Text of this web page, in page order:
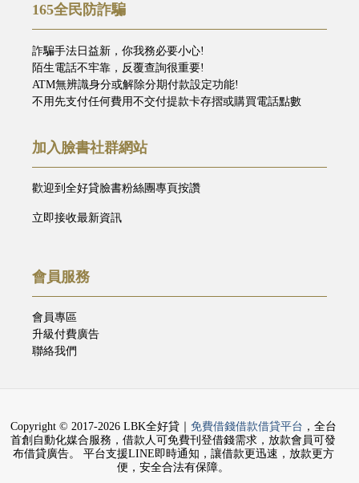
165全民防詐騙
詐騙手法日益新，你我務必要小心!
陌生電話不牢靠，反覆查詢很重要!
ATM無辨識身分或解除分期付款設定功能!
不用先支付任何費用不交付提款卡存摺或購買電話點數
加入臉書社群網站
歡迎到全好貸臉書粉絲團專頁按讚
立即接收最新資訊
會員服務
會員專區
升級付費廣告
聯絡我們
Copyright © 2017-2026 LBK全好貸｜ 免費借錢借款借貸平台 ，全台
首創自動化媒合服務，借款人可免費刊登借錢需求，放款會員可發
布借貸廣告。 平台支援LINE即時通知，讓借款更迅速，放款更方
便，安全合法有保障。